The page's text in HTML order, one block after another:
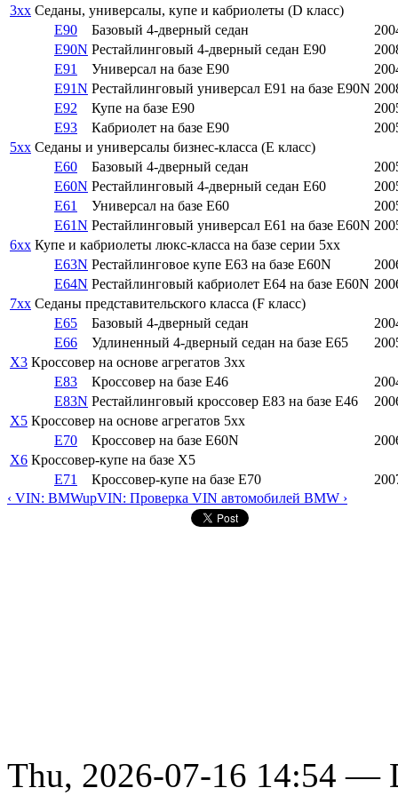
3xx Седаны, универсалы, купе и кабриолеты (D класс)
E90
Базовый 4-дверный седан
E90N Рестайлинговый 4-дверный седан E90
E91
Универсал на базе E90
E91N Рестайлинговый универсал E91 на базе E90N
E92
Купе на базе E90
E93
Кабриолет на базе E90
5xx Седаны и универсалы бизнес-класса (E класс)
E60
Базовый 4-дверный седан
E60N Рестайлинговый 4-дверный седан E60
E61
Универсал на базе E60
E61N Рестайлинговый универсал E61 на базе E60N
6xx Купе и кабриолеты люкс-класса на базе серии 5xx
E63N Рестайлинговое купе E63 на базе E60N
E64N Рестайлинговый кабриолет E64 на базе E60N
7xx Седаны представительского класса (F класс)
E65
Базовый 4-дверный седан
E66
Удлиненный 4-дверный седан на базе E65
X3 Кроссовер на основе агрегатов 3xx
E83
Кроссовер на базе E46
E83N Рестайлинговый кроссовер E83 на базе E46
X5 Кроссовер на основе агрегатов 5xx
E70
Кроссовер на базе E60N
X6 Кроссовер-купе на базе X5
E71
Кроссовер-купе на базе E70
‹ VIN: BMWupVIN: Проверка VIN автомобилей BMW ›
Thu, 2026-07-16 14:54 —